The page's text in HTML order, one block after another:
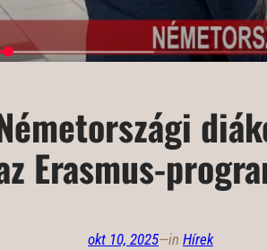
Erasmus-
okt 10, 2025—in Hírek